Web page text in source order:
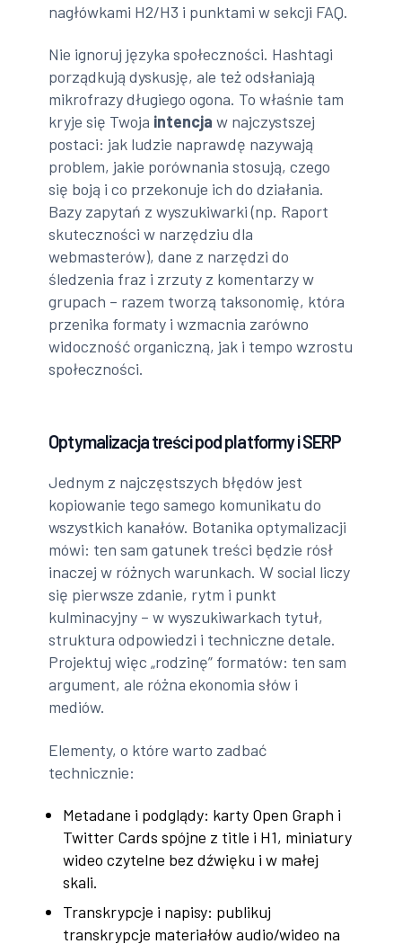
nagłówkami H2/H3 i punktami w sekcji FAQ.
Nie ignoruj języka społeczności. Hashtagi
porządkują dyskusję, ale też odsłaniają
mikrofrazy długiego ogona. To właśnie tam
kryje się Twoja intencja w najczystszej
postaci: jak ludzie naprawdę nazywają
problem, jakie porównania stosują, czego
się boją i co przekonuje ich do działania.
Bazy zapytań z wyszukiwarki (np. Raport
skuteczności w narzędziu dla
webmasterów), dane z narzędzi do
śledzenia fraz i zrzuty z komentarzy w
grupach – razem tworzą taksonomię, która
przenika formaty i wzmacnia zarówno
widoczność organiczną, jak i tempo wzrostu
społeczności.
Optymalizacja treści pod platformy i SERP
Jednym z najczęstszych błędów jest
kopiowanie tego samego komunikatu do
wszystkich kanałów. Botanika optymalizacji
mówi: ten sam gatunek treści będzie rósł
inaczej w różnych warunkach. W social liczy
się pierwsze zdanie, rytm i punkt
kulminacyjny – w wyszukiwarkach tytuł,
struktura odpowiedzi i techniczne detale.
Projektuj więc „rodzinę” formatów: ten sam
argument, ale różna ekonomia słów i
mediów.
Elementy, o które warto zadbać
technicznie:
Metadane i podglądy: karty Open Graph i
Twitter Cards spójne z title i H1, miniatury
wideo czytelne bez dźwięku i w małej
skali.
Transkrypcje i napisy: publikuj
transkrypcje materiałów audio/wideo na